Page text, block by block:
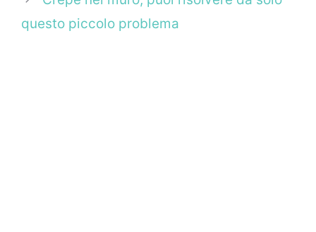
questo piccolo problema